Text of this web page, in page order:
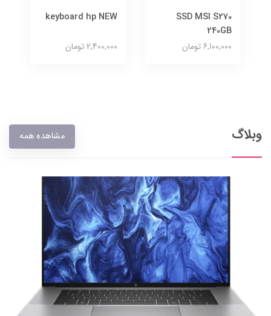
SSD MSI S270
240GB
6,100,000 تومان
keyboard hp NEW
2,400,000 تومان
وبلاگ مشاهده همه